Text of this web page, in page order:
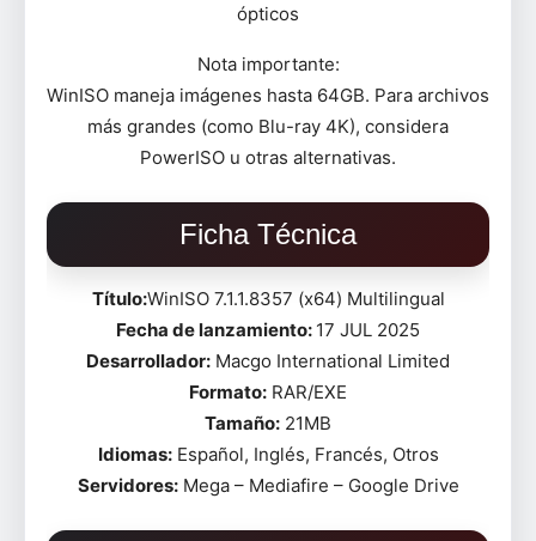
ópticos
Nota importante:
WinISO maneja imágenes hasta 64GB. Para archivos
más grandes (como Blu-ray 4K), considera
PowerISO u otras alternativas.
Ficha Técnica
Título:WinISO 7.1.1.8357 (x64) Multilingual
Fecha de lanzamiento: 17 JUL 2025
Desarrollador: Macgo International Limited
Formato: RAR/EXE
Tamaño: 21MB
Idiomas:Español, Inglés, Francés, Otros
Servidores:Mega – Mediafire – Google Drive